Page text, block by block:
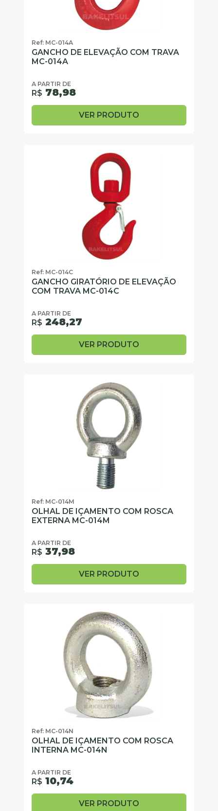
Ref: MC-014A
GANCHO DE ELEVAÇÃO COM TRAVA
MC-014A
A PARTIR DE
R$ 78,98
VER PRODUTO
Ref: MC-014C
GANCHO GIRATÓRIO DE ELEVAÇÃO
COM TRAVA MC-014C
A PARTIR DE
R$ 248,27
VER PRODUTO
Ref: MC-014M
OLHAL DE IÇAMENTO COM ROSCA
EXTERNA MC-014M
A PARTIR DE
R$ 37,98
VER PRODUTO
Ref: MC-014N
OLHAL DE IÇAMENTO COM ROSCA
INTERNA MC-014N
A PARTIR DE
R$ 10,74
VER PRODUTO